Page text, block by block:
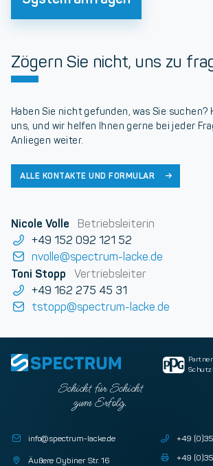
Zögern Sie nicht, uns zu
Haben Sie nicht gefunden, was Sie suchen?
uns, und wir helfen Ihnen gerne bei jeder
Anliegen weiter.
ALLE KONTAKTE UND FORMULAR
Nicole Volle
Betriebsleiterin
+49 152 092 121 52
nvolle@spectrum-lacke.de
Toni Stopp
Vertriebsleiter
+49 162 275 45 31
tstopp@spectrum-lacke.de
Schicht für Schicht
zum Erfolg.
info@spectrum-lacke.de
Äußere Oybiner Str. 16
+49
+49